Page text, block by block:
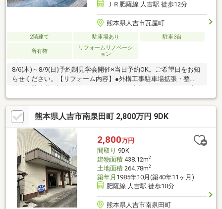
ＪＲ肥薩線 人吉駅 徒歩12分
熊本県人吉市瓦屋町
2階建て 駐車場あり 駐車3台
所有権
リフォームリノベーシ
ョン
8/6(木)～8/9(日)予約制見学会開催※当日予約OK。ご希望日をお知
らせください。【リフォーム内容】●外構工事駐車場拡張・整
換、温水洗浄便座トイレ交換、洗面化粧台交換、玄関新設、断熱
材施工、フローリング張り、クロス張替、クッションフロア張
り、建具交換、シューズボックス交換等【おすすめポイント】・
雨漏り、構造上主要な部分の欠陥や・腐食、給排水管の故障や漏
水についてお引渡しより２年間保証・シロアリ防除工事施工後5年
間保証・返済額や融資可能額など、お客様のご希望にあわせてご
提案。
熊本県人吉市南泉田町 2,800万円 9DK
2,800万円
間取り 9DK
建物面積438.12m2
土地面積264.78m2
築年月 1985年10月(築40年11ヶ月)
肥薩線 人吉駅 徒歩10分
熊本県人吉市南泉田町